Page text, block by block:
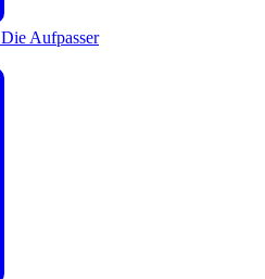
Die Aufpasser